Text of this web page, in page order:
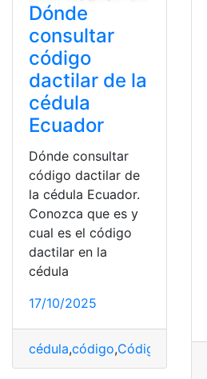
Dónde
consultar
código
dactilar de la
cédula
Ecuador
Dónde consultar
código dactilar de
la cédula Ecuador.
Conozca que es y
cual es el código
dactilar en la
cédula
17/10/2025
cédula,código,Código Dactilar